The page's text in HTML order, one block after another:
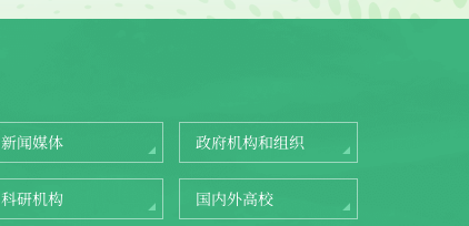
新闻媒体 政府机构和组织
科研机构 国内外高校